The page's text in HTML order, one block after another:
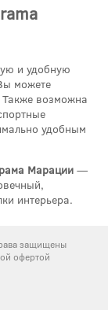
и удобную
можете
Также возможна
удобным
Марации —
интерьера.
защищены
офертой